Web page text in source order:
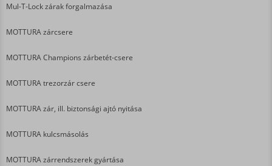
Mul-T-Lock zárak forgalmazása
MOTTURA zárcsere
MOTTURA Champions zárbetét-csere
MOTTURA trezorzár csere
MOTTURA zár, ill. biztonsági ajtó nyitása
MOTTURA kulcsmásolás
MOTTURA zárrendszerek gyártása